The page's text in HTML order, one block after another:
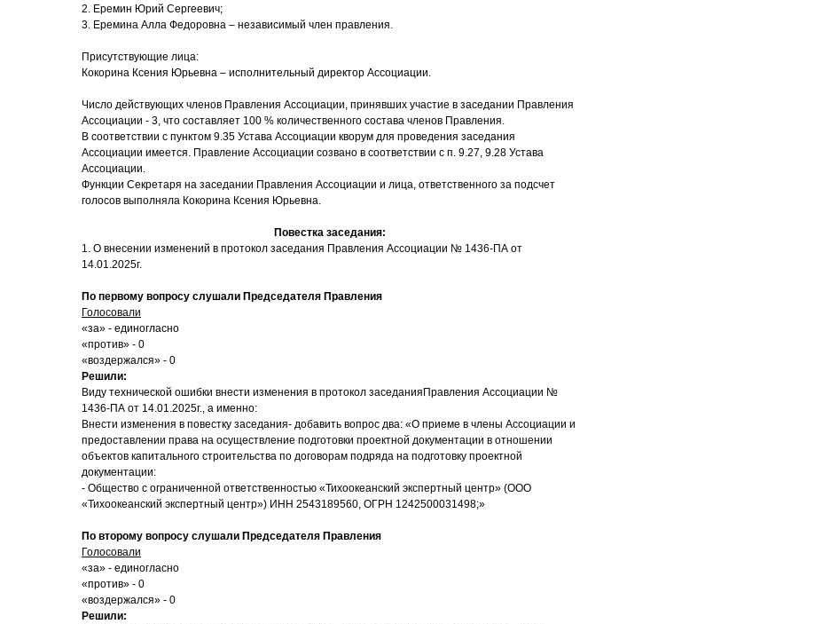
2. Еремин Юрий Сергеевич;
3. Еремина Алла Федоровна – независимый член правления.
Присутствующие лица:
Кокорина Ксения Юрьевна – исполнительный директор Ассоциации.
Число действующих членов Правления Ассоциации, принявших участие в заседании Правления
Ассоциации - 3, что составляет 100 % количественного состава членов Правления.
В соответствии с пунктом 9.35 Устава Ассоциации кворум для проведения заседания
Ассоциации имеется. Правление Ассоциации созвано в соответствии с п. 9.27, 9.28 Устава
Ассоциации.
Функции Секретаря на заседании Правления Ассоциации и лица, ответственного за подсчет
голосов выполняла Кокорина Ксения Юрьевна.
Повестка заседания:
1. О внесении изменений в протокол заседания Правления Ассоциации № 1436-ПА от
14.01.2025г.
По первому вопросу слушали Председателя Правления
Голосовали
«за» - единогласно
«против» - 0
«воздержался» - 0
Решили:
Виду технической ошибки внести изменения в протокол заседанияПравления Ассоциации №
1436-ПА от 14.01.2025г., а именно:
Внести изменения в повестку заседания- добавить вопрос два: «О приеме в члены Ассоциации и
предоставлении права на осуществление подготовки проектной документации в отношении
объектов капитального строительства по договорам подряда на подготовку проектной
документации:
- Общество с ограниченной ответственностью «Тихоокеанский экспертный центр» (ООО
«Тихоокеанский экспертный центр») ИНН 2543189560, ОГРН 1242500031498;»
По второму вопросу слушали Председателя Правления
Голосовали
«за» - единогласно
«против» - 0
«воздержался» - 0
Решили: